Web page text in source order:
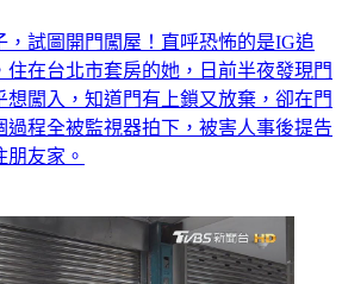
，試圖開門闖屋！直呼恐怖的是IG追
住在台北市套房的她，日前半夜發現門
闖入，知道門有上鎖又放棄，卻在門
過程全被監視器拍下，被害人事後提告
友家。